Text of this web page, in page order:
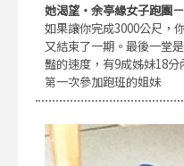
她渴望・余亭緣女子跑團
如果讓你完成3000公尺，
又結束了一期。最後一堂
豔的速度，有9成姊妹18
第一次參加跑班的姐妹